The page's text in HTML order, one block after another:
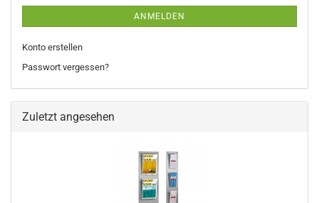
ANMELDEN
Konto erstellen
Passwort vergessen?
Zuletzt angesehen